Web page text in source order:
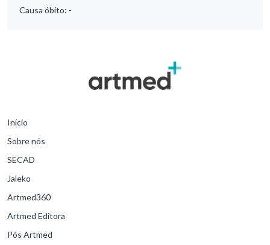
Causa óbito: -
Início
Sobre nós
SECAD
Jaleko
Artmed360
Artmed Editora
Pós Artmed